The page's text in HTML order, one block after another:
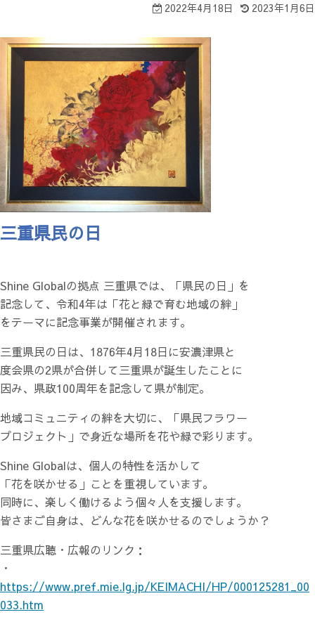
2022年4月18日 2023年1月6日
三重県民の日
Shine Globalの拠点 三重県では、「県民の日」を
記念して、令和4年は「花と緑で育む地域の絆」
をテーマに記念事業が開催されます。
三重県民の日は、1876年4月18日に安濃津県と
度会県の2県が合併して三重県が誕生したことに
因み、県政100周年を記念して県が制定。
地域コミュニティの絆を大切に、「県民フラワー
プロジェクト」で身近な場所を花や緑で彩ります。
Shine Globalは、個人の特性を活かして
「花を咲かせる」ことを重視しています。
同時に、楽しく働けるよう個々人を支援します。
皆さまご自身は、どんな花を咲かせるのでしょうか？
三重県広聴・広報のリンク：
・
https://www.pref.mie.lg.jp/KEIMACHI/HP/000125281_00
033.htm